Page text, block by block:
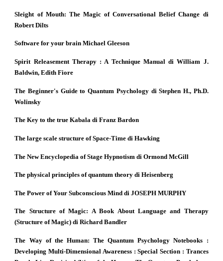
Sleight of Mouth: The Magic of Conversational Belief Change di
Robert Dilts
Software for your brain Michael Gleeson
Spirit Releasement Therapy : A Technique Manual di William J.
Baldwin, Edith Fiore
The Beginner's Guide to Quantum Psychology di Stephen H., Ph.D.
Wolinsky
The Key to the true Kabala di Franz Bardon
The large scale structure of Space-Time di Hawking
The New Encyclopedia of Stage Hypnotism di Ormond McGill
The physical principles of quantum theory di Heisenberg
The Power of Your Subconscious Mind di JOSEPH MURPHY
The Structure of Magic: A Book About Language and Therapy
(Structure of Magic) di Richard Bandler
The Way of the Human: The Quantum Psychology Notebooks :
Developing Multi-Dimensional Awareness : Special Section : Trances